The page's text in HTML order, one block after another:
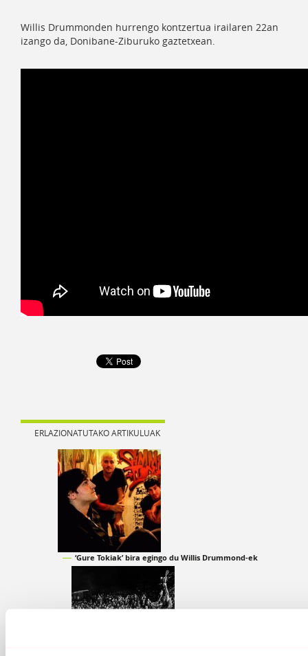
Willis Drummonden hurrengo kontzertua irailaren 22an
izango da, Donibane-Ziburuko gaztetxean.
ERLAZIONATUTAKO ARTIKULUAK
‘Gure Tokiak’ bira egingo du Willis Drummond-ek